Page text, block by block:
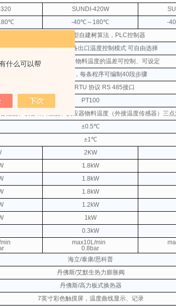
什么可以帮
SUNDI-420W
-40℃～180℃
-
前馈PID ,无模型自建树算法，PLC控制器
物料温度控制与设备出口温度控制模式 可自由选择
设备出口温度与反应物料温度的温差可控制、可设定
可编制5条程序，每条程序可编制40段步骤
MODBUS RTU 协议 RS 485接口
PT100
备温度、设备出口温度、反应器物料温度（外接温度传感器）三
±0.5℃
±1℃
2KW
1.8kW
1.8kW
1.8kW
1.2kW
1kW
0.3kW
max10L/min
0.8bar
海立/泰康/思科普
丹佛斯/艾默生热力膨胀阀
丹佛斯/高力板式换热器
7英寸彩色触摸屏，温度曲线显示、记录